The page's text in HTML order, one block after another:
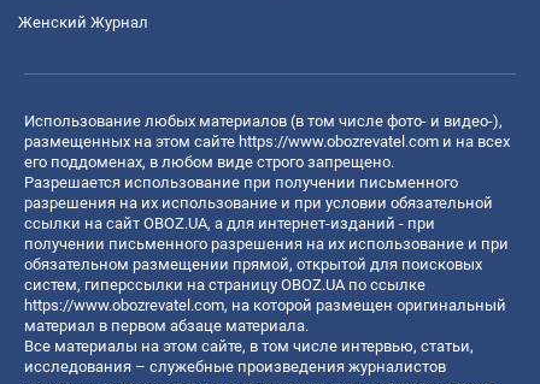
Женский Журнал
Использование любых материалов (в том числе фото- и видео-),
размещенных на этом сайте https://www.obozrevatel.com и на всех
его поддоменах, в любом виде строго запрещено.
Разрешается использование при получении письменного
разрешения на их использование и при условии обязательной
ссылки на сайт OBOZ.UA, а для интернет-изданий - при
получении письменного разрешения на их использование и при
обязательном размещении прямой, открытой для поисковых
систем, гиперссылки на страницу OBOZ.UA по ссылке
https://www.obozrevatel.com, на которой размещен оригинальный
материал в первом абзаце материала.
Все материалы на этом сайте, в том числе интервью, статьи,
исследования – служебные произведения журналистов